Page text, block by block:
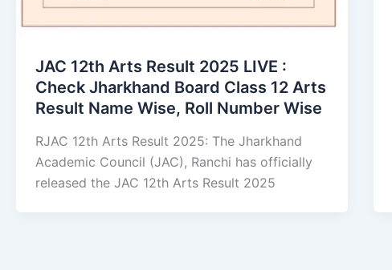
JAC 12th Arts Result 2025 LIVE :
Check Jharkhand Board Class 12 Arts
Result Name Wise, Roll Number Wise
RJAC 12th Arts Result 2025: The Jharkhand
Academic Council (JAC), Ranchi has officially
released the JAC 12th Arts Result 2025